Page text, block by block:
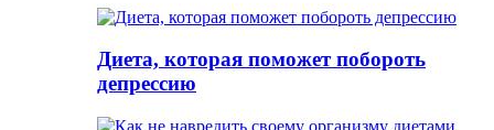
Диета, которая поможет побороть
депрессию